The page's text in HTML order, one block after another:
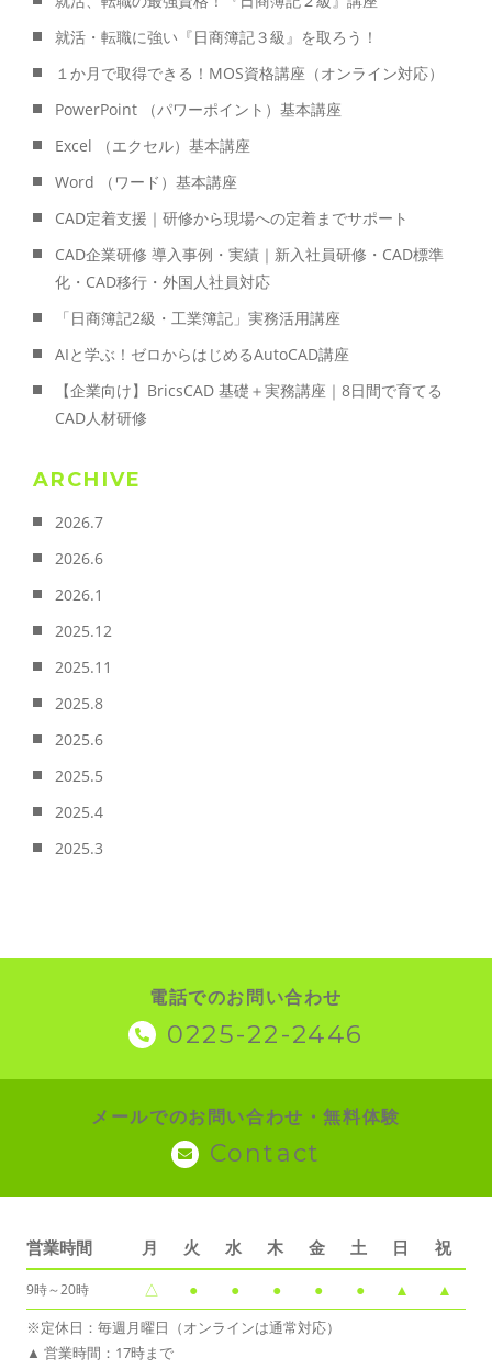
就活・転職に強い『日商簿記３級』を取ろう！
１か月で取得できる！MOS資格講座（オンライン対応）
PowerPoint （パワーポイント）基本講座
Excel （エクセル）基本講座
Word （ワード）基本講座
CAD定着支援｜研修から現場への定着までサポート
CAD企業研修 導入事例・実績｜新入社員研修・CAD標準
化・CAD移行・外国人社員対応
「日商簿記2級・工業簿記」実務活用講座
AIと学ぶ！ゼロからはじめるAutoCAD講座
【企業向け】BricsCAD 基礎＋実務講座｜8日間で育てる
CAD人材研修
ARCHIVE
2026.7
2026.6
2026.1
2025.12
2025.11
2025.8
2025.6
2025.5
2025.4
2025.3
電話でのお問い合わせ
0225-22-2446
メールでのお問い合わせ・無料体験
Contact
営業時間 月 火 水 木 金 土 日 祝
9時～20時 △ ● ● ● ● ● ▲ ▲
※定休日：毎週月曜日（オンラインは通常対応）
▲ 営業時間：17時まで